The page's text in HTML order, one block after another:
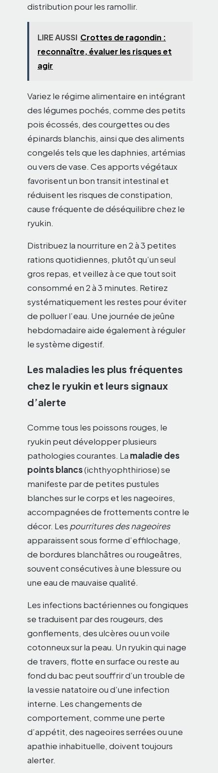
distribution pour les ramollir.
LIRE AUSSI Crottes de ragondin :
reconnaître, évaluer les risques et
agir
Variez le régime alimentaire en intégrant
des légumes pochés, comme des petits
pois écossés, des courgettes ou des
épinards blanchis, ainsi que des aliments
congelés tels que les daphnies, artémias
ou vers de vase. Ces apports végétaux
favorisent un bon transit intestinal et
réduisent les risques de constipation,
cause fréquente de déséquilibre chez le
ryukin.
Distribuez la nourriture en 2 à 3 petites
rations quotidiennes, plutôt qu’un seul
gros repas, et veillez à ce que tout soit
consommé en 2 à 3 minutes. Retirez
systématiquement les restes pour éviter
de polluer l’eau. Une journée de jeûne
hebdomadaire aide également à réguler
le système digestif.
Les maladies les plus fréquentes
chez le ryukin et leurs signaux
d’alerte
Comme tous les poissons rouges, le
ryukin peut développer plusieurs
pathologies courantes. La maladie des
points blancs(ichthyophthiriose) se
manifeste par de petites pustules
blanches sur le corps et les nageoires,
accompagnées de frottements contre le
décor. Les pourritures des nageoires
apparaissent sous forme d’effilochage,
de bordures blanchâtres ou rougeâtres,
souvent consécutives à une blessure ou
une eau de mauvaise qualité.
Les infections bactériennes ou fongiques
se traduisent par des rougeurs, des
gonflements, des ulcères ou un voile
cotonneux sur la peau. Un ryukin qui nage
de travers, flotte en surface ou reste au
fond du bac peut souffrir d’un trouble de
la vessie natatoire ou d’une infection
interne. Les changements de
comportement, comme une perte
d’appétit, des nageoires serrées ou une
apathie inhabituelle, doivent toujours
alerter.